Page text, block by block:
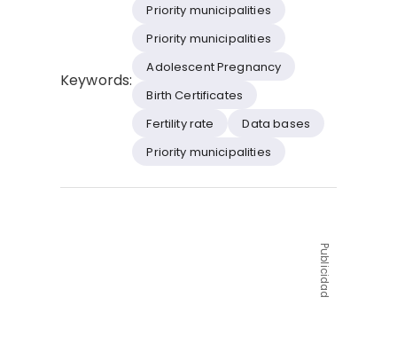
Keywords:
Priority municipalities
Priority municipalities
Adolescent Pregnancy
Birth Certificates
Fertility rate
Data bases
Priority municipalities
Publicidad